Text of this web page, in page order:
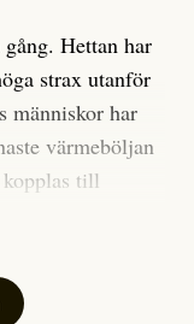
Hettan har
strax utanför
människor har
värmeböljan
till
som en
orimligt.